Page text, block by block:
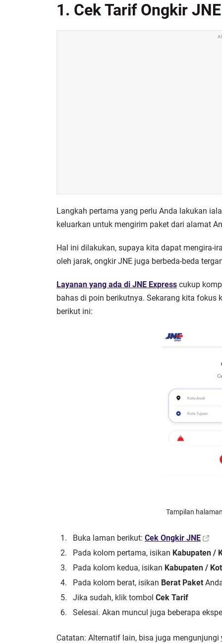
1. Cek Tarif Ongkir
Langkah pertama yang perlu Anda lakukan
keluarkan untuk mengirim paket dari alamat
Hal ini dilakukan, supaya kita dapat mengira-
oleh jarak, ongkir JNE juga berbeda-beda
Layanan yang ada di JNE Express cukup
bahas di poin berikutnya. Sekarang kita
berikut ini:
Tampilan
Buka laman berikut: Cek Ongkir JNE
Pada kolom pertama, isikan Kabupaten /
Pada kolom kedua, isikan Kabupaten /
Pada kolom berat, isikan Berat Paket
Jika sudah, klik tombol Cek Tarif
Selesai. Akan muncul juga beberapa
Catatan: Alternatif lain, bisa juga mengunjungi